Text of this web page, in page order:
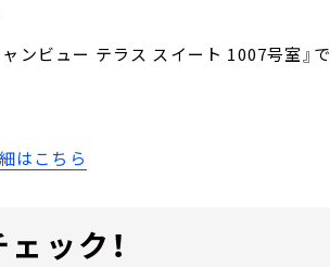
ンビュー テラス スイート 1007号室』で
はこちら
ック！